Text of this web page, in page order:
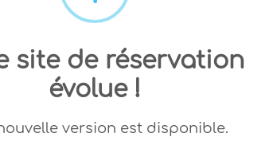
site de réservation
évolue !
version est disponible.